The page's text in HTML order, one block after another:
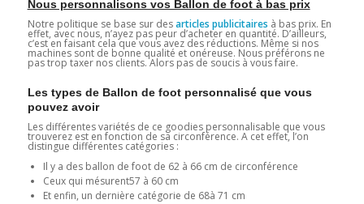
Nous personnalisons vos Ballon de foot à bas prix
Notre politique se base sur desarticles publicitaires à bas prix. En
effet, avec nous, n’ayez pas peur d’acheter en quantité. D’ailleurs,
c’est en faisant cela que vous avez des réductions. Même si nos
machines sont de bonne qualité et onéreuse. Nous préférons ne
pas trop taxer nos clients. Alors pas de soucis à vous faire.
Les types de Ballon de foot personnalisé que vous
pouvez avoir
Les différentes variétés de ce goodies personnalisable que vous
trouverez est en fonction de sa circonférence. A cet effet, l’on
distingue différentes catégories :
Il y a des ballon de foot de 62 à 66 cm de circonférence
Ceux qui mésurent57 à 60 cm
Et enfin, un dernière catégorie de 68à 71 cm